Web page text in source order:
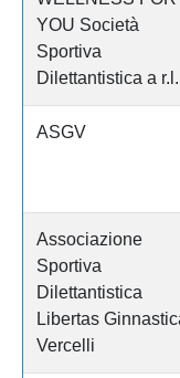
YOU Società
Sportiva
Dilettantistica a r.l.
ASGV
Associazione
Sportiva
Dilettantistica
Libertas
Vercelli